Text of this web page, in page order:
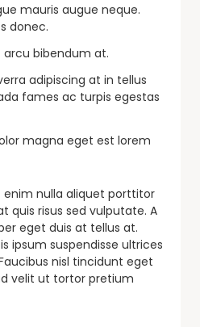
mauris augue neque.
donec.
arcu bibendum at.
adipiscing at in tellus
fames ac turpis egestas
magna eget est lorem
nulla aliquet porttitor
quis risus sed vulputate. A
eget duis at tellus at.
ipsum suspendisse ultrices
nisl tincidunt eget
velit ut tortor pretium